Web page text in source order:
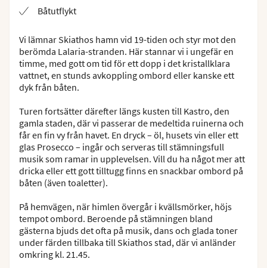
Vi lämnar Skiathos hamn vid 19-tiden och styr mot den
berömda Lalaria-stranden. Här stannar vi i ungefär en
timme, med gott om tid för ett dopp i det kristallklara
vattnet, en stunds avkoppling ombord eller kanske ett
dyk från båten.
Turen fortsätter därefter längs kusten till Kastro, den
gamla staden, där vi passerar de medeltida ruinerna och
får en fin vy från havet. En dryck – öl, husets vin eller ett
glas Prosecco – ingår och serveras till stämningsfull
musik som ramar in upplevelsen. Vill du ha något mer att
dricka eller ett gott tilltugg finns en snackbar ombord på
båten (även toaletter).
På hemvägen, när himlen övergår i kvällsmörker, höjs
tempot ombord. Beroende på stämningen bland
gästerna bjuds det ofta på musik, dans och glada toner
under färden tillbaka till Skiathos stad, där vi anländer
omkring kl. 21.45.
Båtutflykt